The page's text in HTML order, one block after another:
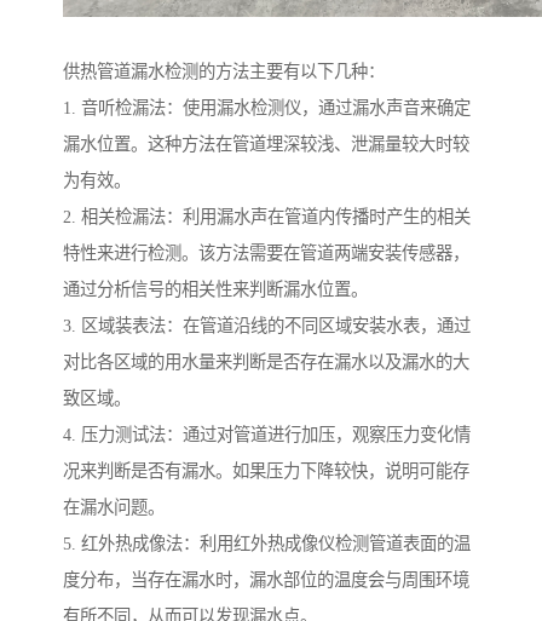
供热管道漏水检测的方法主要有以下几种：
1. 音听检漏法：使用漏水检测仪，通过漏水声音来确定
漏水位置。这种方法在管道埋深较浅、泄漏量较大时较
为有效。
2. 相关检漏法：利用漏水声在管道内传播时产生的相关
特性来进行检测。该方法需要在管道两端安装传感器，
通过分析信号的相关性来判断漏水位置。
3. 区域装表法：在管道沿线的不同区域安装水表，通过
对比各区域的用水量来判断是否存在漏水以及漏水的大
致区域。
4. 压力测试法：通过对管道进行加压，观察压力变化情
况来判断是否有漏水。如果压力下降较快，说明可能存
在漏水问题。
5. 红外热成像法：利用红外热成像仪检测管道表面的温
度分布，当存在漏水时，漏水部位的温度会与周围环境
有所不同，从而可以发现漏水点。